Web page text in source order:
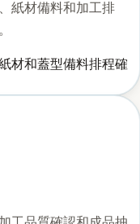
紙材備料和加工排
材和蓋型備料排程確